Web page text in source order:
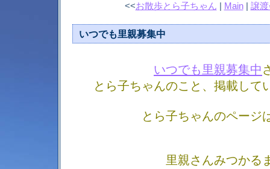
<<お散歩とら子ちゃん | Main| 譲
いつでも里親募集中
いつでも里親募集中
とら子ちゃんのこと、掲載して
とら子ちゃんのページ
里親さんみつかる